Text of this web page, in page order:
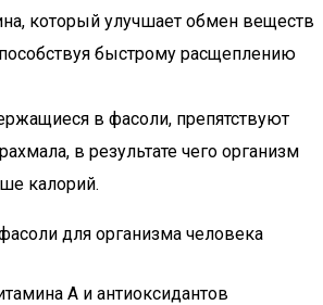
который улучшает обмен веществ
быстрому расщеплению
в фасоли, препятствуют
в результате чего организм
калорий.
для организма человека
А и антиоксидантов